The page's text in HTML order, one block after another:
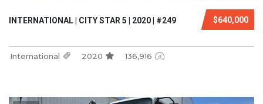
$640,000
INTERNATIONAL | CITY STAR 5 | 2020 | #249
International 2020 136,916